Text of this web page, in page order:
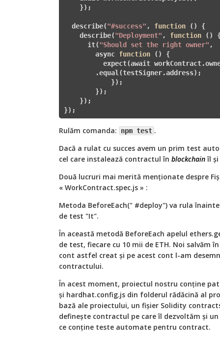
    });
  describe(
"#success" , function ()
{
    describe(
"Deployment" , function ()
      it(
"Should set the right owner" ,
        async
function ()
{
expect(await
        .equal(testSigner.address);
            });
        });
    });
});
Rulăm comanda: npm test .
Dacă a rulat cu succes avem un prim test
cel care instalează contractul în blockchainîl și
Două lucruri mai merită menționate despre
« WorkContract.spec.js » :
Metoda BeforeEach(" #deploy") va rula
de test "It".
În această metodă BeforeEach apelul
de test, fiecare cu 10 mii de ETH. Noi salvăm
cont astfel creat și pe acest cont l-am
contractului.
În acest moment, proiectul nostru conține
și hardhat.config.js din folderul rădăcină al
bază ale proiectului, un fișier Solidity
definește contractul pe care îl dezvoltăm și
ce conține teste automate pentru contract.